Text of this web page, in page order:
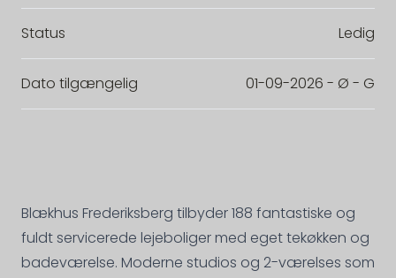
Status Ledig
Dato tilgængelig 01-09-2026 - Ø - G
Blækhus Frederiksberg tilbyder 188 fantastiske og
fuldt servicerede lejeboliger med eget tekøkken og
badeværelse. Moderne studios og 2-værelses som